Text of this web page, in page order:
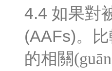
4.4 如果對
(AAFs)
的相關(guān)性